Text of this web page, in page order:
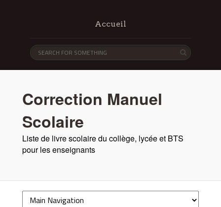
Accueil
Correction Manuel
Scolaire
Liste de livre scolaire du collège, lycée et BTS
pour les enseignants